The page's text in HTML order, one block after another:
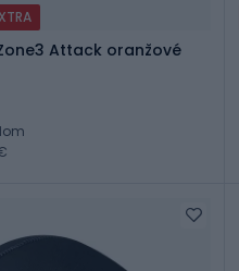
Attack oranžové